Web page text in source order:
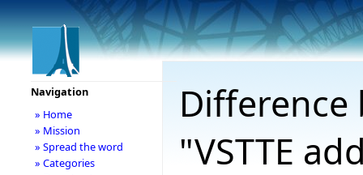
"VSTTE
Navigation
» Home
» Mission
» Spread the word
» Categories